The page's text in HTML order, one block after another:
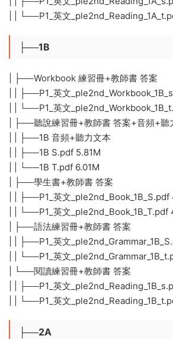
| | └──P1_英文
├──1B
| ├──Workbook 練習冊+教師書 答案
| | ├──P1_英文
| | └──P1_英文
| ├──聽說練習冊+教師書 答案+音頻+聽
| | ├──1B 音頻+聽力文本
| | ├──1B S.pdf 5.81M
| | └──1B T.pdf 6.01M
| ├──學生書+教師書 答案
| | ├──P1_英文_ple2nd_Book_1B_S.pdf
| | └──P1_英文
| ├──語法練習冊+教師書 答案
| | ├──P1_英文
| | └──P1_英文
| └──閱讀練習冊+教師書 答案
| | ├──P1_英文
| | └──P1_英文
├──2A